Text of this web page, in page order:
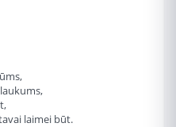
laimei būt.